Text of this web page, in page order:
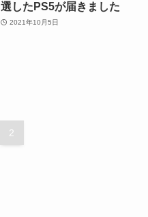
選したPS5が届きました
2021年10月5日
2